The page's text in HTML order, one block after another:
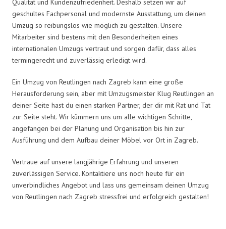
Qualität und Kundenzufriedenheit. Deshalb setzen wir auf
geschultes Fachpersonal und modernste Ausstattung, um deinen
Umzug so reibungslos wie möglich zu gestalten. Unsere
Mitarbeiter sind bestens mit den Besonderheiten eines
internationalen Umzugs vertraut und sorgen dafür, dass alles
termingerecht und zuverlässig erledigt wird.
Ein Umzug von Reutlingen nach Zagreb kann eine große
Herausforderung sein, aber mit Umzugsmeister Klug Reutlingen an
deiner Seite hast du einen starken Partner, der dir mit Rat und Tat
zur Seite steht. Wir kümmern uns um alle wichtigen Schritte,
angefangen bei der Planung und Organisation bis hin zur
Ausführung und dem Aufbau deiner Möbel vor Ort in Zagreb.
Vertraue auf unsere langjährige Erfahrung und unseren
zuverlässigen Service. Kontaktiere uns noch heute für ein
unverbindliches Angebot und lass uns gemeinsam deinen Umzug
von Reutlingen nach Zagreb stressfrei und erfolgreich gestalten!